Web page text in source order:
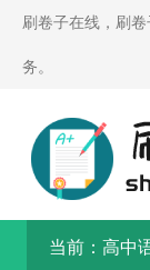
刷卷子在线，刷
务。
当前： 高中